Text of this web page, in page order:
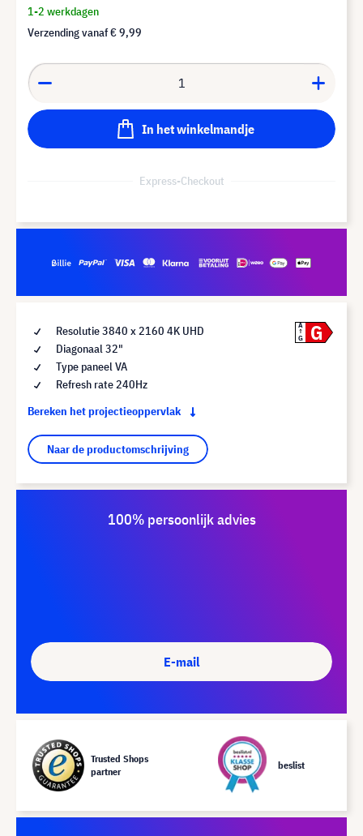
1-2 werkdagen
Verzending vanaf€ 9,99
In het winkelmandje
Express-Checkout
Resolutie 3840 x 2160 4K UHD
Diagonaal 32"
Type paneel VA
Refresh rate 240Hz
Bereken het projectieoppervlak
Naar de productomschrijving
A
G
G
100% persoonlijk advies
E-mail
Trusted Shops
partner
beslist